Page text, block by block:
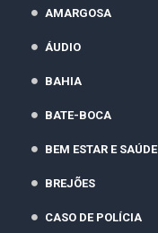
AMARGOSA
ÁUDIO
BAHIA
BATE-BOCA
BEM ESTAR E SAÚDE
BREJÕES
CASO DE POLÍCIA